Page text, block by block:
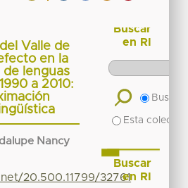
Valle de
en la
de lenguas
a 2010:
Nancy
20.500.11799/32761
Buscar
en RI
Buscar
Esta
Buscar
en RI